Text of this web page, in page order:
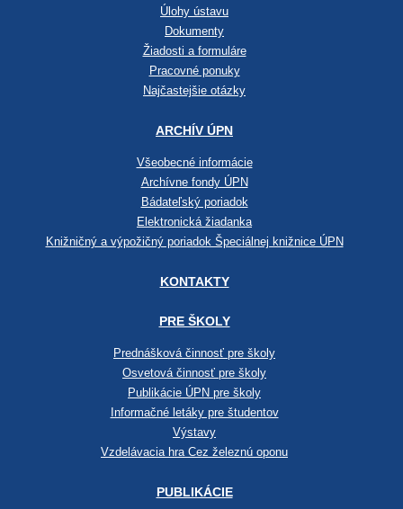
Úlohy ústavu
Dokumenty
Žiadosti a formuláre
Pracovné ponuky
Najčastejšie otázky
ARCHÍV ÚPN
Všeobecné informácie
Archívne fondy ÚPN
Bádateľský poriadok
Elektronická žiadanka
Knižničný a výpožičný poriadok Špeciálnej knižnice ÚPN
KONTAKTY
PRE ŠKOLY
Prednášková činnosť pre školy
Osvetová činnosť pre školy
Publikácie ÚPN pre školy
Informačné letáky pre študentov
Výstavy
Vzdelávacia hra Cez železnú oponu
PUBLIKÁCIE